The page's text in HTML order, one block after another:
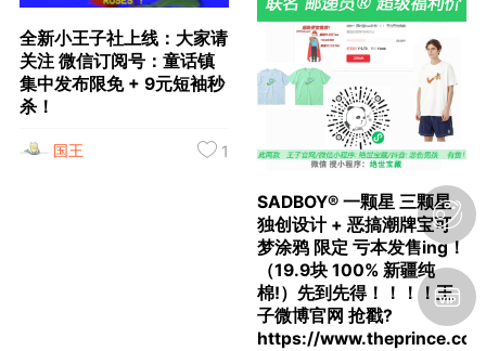
全新小王子社上线：大家请
关注 微信订阅号：童话镇
集中发布限免 + 9元短袖秒
杀！
国王 1
SADBOY® 一颗星 三颗星
独创设计 + 恶搞潮牌宝可
梦涂鸦 限定 亏本发售ing！
（19.9块 100% 新疆纯
棉!）先到先得！！！！王
子微博官网 抢戳?
https://